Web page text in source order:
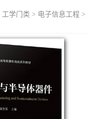
工学门类 > 电子信息工程 >